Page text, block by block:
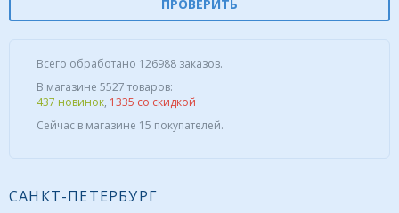
ПРОВЕРИТЬ
Всего обработано 126988 заказов.
В магазине 5527 товаров:
437 новинок, 1335 со скидкой
Сейчас в магазине 15 покупателей.
САНКТ-ПЕТЕРБУРГ